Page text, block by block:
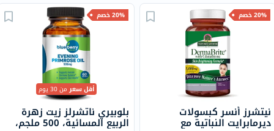
20% خصم
نيتشرز أنسر كبسولات
ديرمابرايت النباتية مع
20% خصم
أقل سعرمن 30 يوم
بلوبيري ناتشرلز زيت زهرة
الربيع المسائية، 500 ملجم،